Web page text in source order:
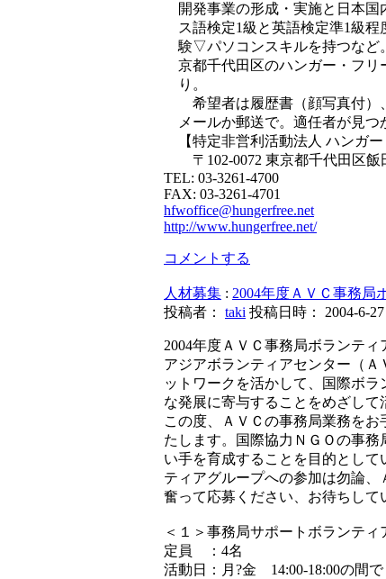
開発事業の形成・実施と日本国
ス語検定1級と英語検定準1級
験▽パソコンスキルを持つなど
京都千代田区のハンガー・フリ
り。
希望者は履歴書（顔写真付）
メールか郵送で。適任者が見つ
【特定非営利活動法人 ハンガー
〒102-0072 東京都千代田区飯
TEL: 03-3261-4700
FAX: 03-3261-4701
hfwoffice@hungerfree.net
http://www.hungerfree.net/
コメントする
人材募集 : 2004年度ＡＶＣ事務
投稿者： taki 投稿日時： 2004-6-27
2004年度ＡＶＣ事務局ボランテ
アジアボランティアセンター（
ットワークを活かして、国際ボ
な発展に寄与することをめざして
この度、ＡＶＣの事務局業務を
たします。国際協力ＮＧＯの事
い手を育成することを目的とし
ティアグループへの参加は勿論、
奮って応募ください、お待ちして
＜１＞事務局サポートボランティ
定員 ：4名
活動日：月?金 14:00-18:00の間